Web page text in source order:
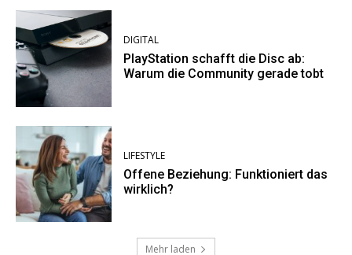
DIGITAL
PlayStation schafft die Disc ab:
Warum die Community gerade tobt
LIFESTYLE
Offene Beziehung: Funktioniert das
wirklich?
Mehr laden